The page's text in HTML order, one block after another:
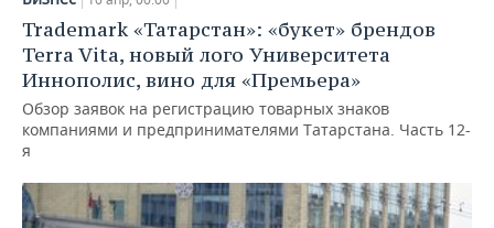
Trademark «Татарстан»: «букет» брендов
Terra Vita, новый лого Университета
Иннополис, вино для «Премьера»
Обзор заявок на регистрацию товарных знаков
компаниями и предпринимателями Татарстана. Часть 12-
я